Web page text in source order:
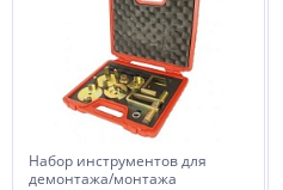
Набор инструментов для
демонтажа/монтажа